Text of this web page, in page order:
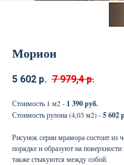
Морион
5 602 р. 7 979,4 р.
Стоимость 1 м2 - 1 390 руб.
Стоимость рулона (4,03 м2) -5 602
Рисунок серии мрамора состоит из
порядке и образуют на
также стыкуются между собой.